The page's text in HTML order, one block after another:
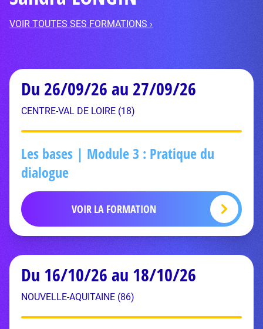
VOIR TOUTES SES FORMATIONS ›
Du 26/09/26 au 27/09/26
CENTRE-VAL DE LOIRE (18)
Les bases | Module 3 : Pratique du
dialogue
VOIR LA FORMATION
Du 16/10/26 au 18/10/26
NOUVELLE-AQUITAINE (86)